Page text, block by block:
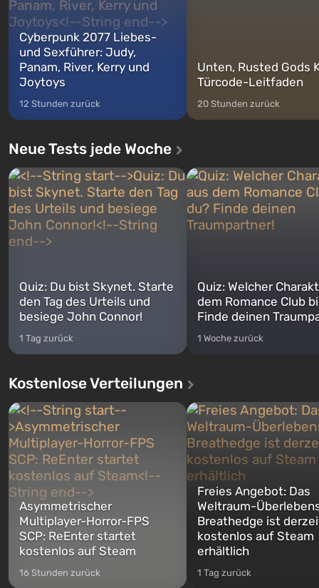
Cyberpunk 2077 Liebes-
und Sexführer: Judy,
Panam, River, Kerry und
Joytoys
12 Stunden zurück
Unten, Rusted Gods
Türcode-Leitfaden
20 Stunden zurück
Neue Tests jede Woche
Quiz: Du bist Skynet. Starte
den Tag des Urteils und
besiege John Connor!
1 Tag zurück
Quiz: Welcher
dem Romance Club
Finde deinen
1 Woche zurück
Kostenlose Verteilungen
Asymmetrischer
Multiplayer-Horror-FPS
SCP: ReEnter startet
kostenlos auf Steam
16 Stunden zurück
Freies Angebot: Das
Weltraum-
Breathedge ist
kostenlos auf Steam
erhältlich
1 Tag zurück